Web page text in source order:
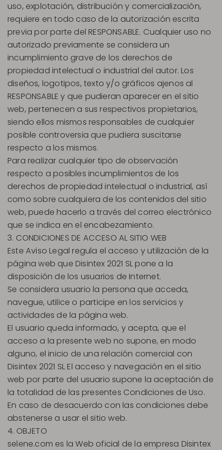
uso, explotación, distribución y comercialización,
requiere en todo caso de la autorización escrita
previa por parte del RESPONSABLE. Cualquier uso no
autorizado previamente se considera un
incumplimiento grave de los derechos de
propiedad intelectual o industrial del autor. Los
diseños, logotipos, texto y/o gráficos ajenos al
RESPONSABLE y que pudieran aparecer en el sitio
web, pertenecen a sus respectivos propietarios,
siendo ellos mismos responsables de cualquier
posible controversia que pudiera suscitarse
respecto a los mismos.
Para realizar cualquier tipo de observación
respecto a posibles incumplimientos de los
derechos de propiedad intelectual o industrial, así
como sobre cualquiera de los contenidos del sitio
web, puede hacerlo a través del correo electrónico
que se indica en el encabezamiento.
3. CONDICIONES DE ACCESO AL SITIO WEB
Este Aviso Legal regula el acceso y utilización de la
página web que Disintex 2021 SL pone a la
disposición de los usuarios de Internet.
Se considera usuario la persona que acceda,
navegue, utilice o participe en los servicios y
actividades de la página web.
El usuario queda informado, y acepta, que el
acceso a la presente web no supone, en modo
alguno, el inicio de una relación comercial con
Disintex 2021 SL El acceso y navegación en el sitio
web por parte del usuario supone la aceptación de
la totalidad de las presentes Condiciones de Uso.
En caso de desacuerdo con las condiciones debe
abstenerse a usar el sitio web.
4. OBJETO
selene.com es la Web oficial de la empresa Disintex